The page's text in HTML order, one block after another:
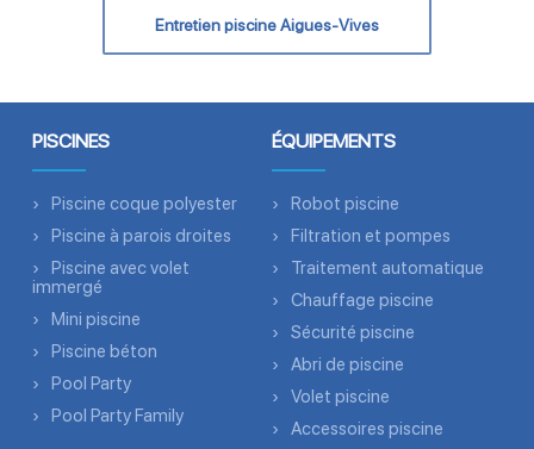
Entretien piscine Aigues-Vives
PISCINES
Piscine coque polyester
Piscine à parois droites
Piscine avec volet
immergé
Mini piscine
Piscine béton
Pool Party
Pool Party Family
ÉQUIPEMENTS
Robot piscine
Filtration et pompes
Traitement automatique
Chauffage piscine
Sécurité piscine
Abri de piscine
Volet piscine
Accessoires piscine